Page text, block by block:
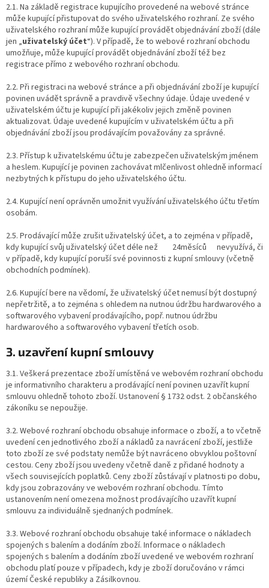
2.1. Na základě registrace kupujícího provedené na webové stránce
může kupující přistupovat do svého uživatelského rozhraní. Ze svého
uživatelského rozhraní může kupující provádět objednávání zboží (dále
jen „uživatelský účet“). V případě, že to webové rozhraní obchodu
umožňuje, může kupující provádět objednávání zboží též bez
registrace přímo z webového rozhraní obchodu.
2.2. Při registraci na webové stránce a při objednávání zboží je kupující
povinen uvádět správně a pravdivě všechny údaje. Údaje uvedené v
uživatelském účtu je kupující při jakékoliv jejich změně povinen
aktualizovat. Údaje uvedené kupujícím v uživatelském účtu a při
objednávání zboží jsou prodávajícím považovány za správné.
2.3. Přístup k uživatelskému účtu je zabezpečen uživatelským jménem
a heslem. Kupující je povinen zachovávat mlčenlivost ohledně informací
nezbytných k přístupu do jeho uživatelského účtu.
2.4. Kupující není oprávněn umožnit využívání uživatelského účtu třetím
osobám.
2.5. Prodávající může zrušit uživatelský účet, a to zejména v případě,
kdy kupující svůj uživatelský účet déle než 24měsíců nevyužívá, či
v případě, kdy kupující poruší své povinnosti z kupní smlouvy (včetně
obchodních podmínek).
2.6. Kupující bere na vědomí, že uživatelský účet nemusí být dostupný
nepřetržitě, a to zejména s ohledem na nutnou údržbu hardwarového a
softwarového vybavení prodávajícího, popř. nutnou údržbu
hardwarového a softwarového vybavení třetích osob.
3. uzavření kupní smlouvy
3.1. Veškerá prezentace zboží umístěná ve webovém rozhraní obchodu
je informativního charakteru a prodávající není povinen uzavřít kupní
smlouvu ohledně tohoto zboží. Ustanovení § 1732 odst. 2 občanského
zákoníku se nepoužije.
3.2. Webové rozhraní obchodu obsahuje informace o zboží, a to včetně
uvedení cen jednotlivého zboží a nákladů za navrácení zboží, jestliže
toto zboží ze své podstaty nemůže být navráceno obvyklou poštovní
cestou. Ceny zboží jsou uvedeny včetně daně z přidané hodnoty a
všech souvisejících poplatků. Ceny zboží zůstávají v platnosti po dobu,
kdy jsou zobrazovány ve webovém rozhraní obchodu. Tímto
ustanovením není omezena možnost prodávajícího uzavřít kupní
smlouvu za individuálně sjednaných podmínek.
3.3. Webové rozhraní obchodu obsahuje také informace o nákladech
spojených s balením a dodáním zboží. Informace o nákladech
spojených s balením a dodáním zboží uvedené ve webovém rozhraní
obchodu platí pouze v případech, kdy je zboží doručováno v rámci
území České republiky a Zásilkovnou.